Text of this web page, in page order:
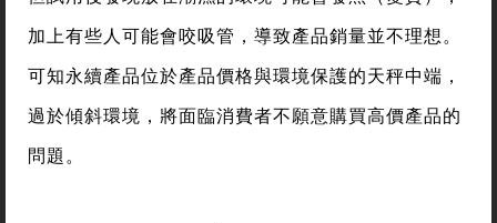
加上有些人可能會咬吸管，導致產品銷量並不理想。
可知永續產品位於產品價格與環境保護的天秤中端，
過於傾斜環境，將面臨消費者不願意購買高價產品的
問題。